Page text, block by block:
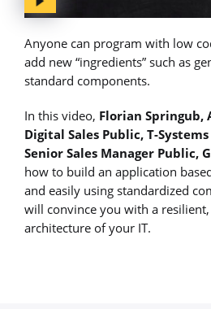
Anyone can program with low
add new “ingredients” such as
standard components.
In this video, Florian Springub,
Digital Sales Public, T-Systems
Senior Sales Manager Public,
how to build an application
and easily using standardized
will convince you with a
architecture of your IT.